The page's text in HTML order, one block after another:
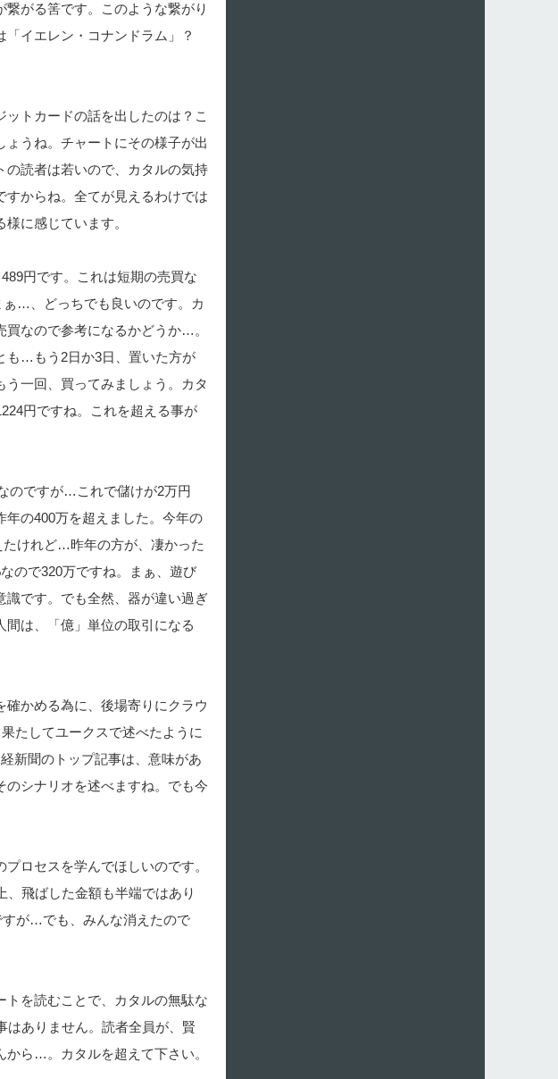
がる筈です。このような繋がり
「イエレン・コナンドラム」？
トカードの話を出したのは？こ
うね。チャートにその様子が出
読者は若いので、カタルの気持
からね。全てが見えるわけでは
に感じています。
円です。これは短期の売買な
…、どっちでも良いのです。カ
なので参考になるかどうか…。
も…もう2日か3日、置いた方が
一回、買ってみましょう。カタ
円ですね。これを超える事が
のですが…これで儲けが2万円
の400万を超えました。今年の
たけれど…昨年の方が、凄かった
ので320万ですね。まぁ、遊び
識です。でも全然、器が違い過ぎ
は、「億」単位の取引になる
かめる為に、後場寄りにクラウ
たしてユークスで述べたように
新聞のトップ記事は、意味があ
シナリオを述べますね。でも今
ロセスを学んでほしいのです。
、飛ばした金額も半端ではあり
すが…でも、みんな消えたので
トを読むことで、カタルの無駄な
はありません。読者全員が、賢
ら…。カタルを超えて下さい。